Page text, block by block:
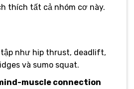
thích tất cả nhóm cơ này.
tập như hip thrust, deadlift,
và sumo squat.
muscle connection